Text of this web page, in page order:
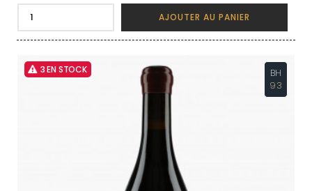
AJOUTER AU PANIER
3 EN STOCK
BH
93